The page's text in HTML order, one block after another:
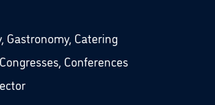
Gastronomy, Catering
Conferences